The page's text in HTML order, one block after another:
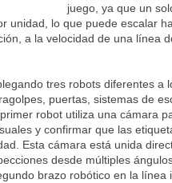
juego, ya que un
unidad, lo que puede escalar
a la velocidad de una línea
tres robots diferentes a
puertas, sistemas de
robot utiliza una cámara
y confirmar que las
Esta cámara está unida
desde múltiples
brazo robótico en la